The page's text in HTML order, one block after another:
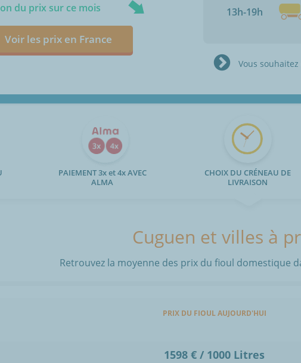
du prix sur ce mois
Voir les prix en France
13h-19h
Vous
PAIEMENT 3x et 4x AVEC
ALMA
CHOIX DU CRÉNEAU DE
LIVRAISON
Cuguen et villes à
Retrouvez la moyenne des prix du fioul domestique
PRIX DU FIOUL AUJOURD'HUI
1598 € / 1000 Litres